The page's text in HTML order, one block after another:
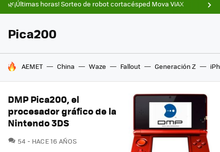
🌿¡Últimas horas! Sorteo de robot cortacésped Mova ViAX
Pica200
HOY SE HABLA DE
AEMET China Waze Fallout Generación Z
DMP Pica200, el
procesador gráfico de la
Nintendo 3DS
54 COMENTARIOS
HACE 16 AÑOS